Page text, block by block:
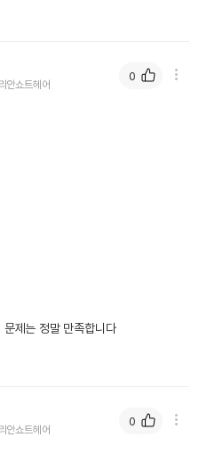
안쇼트헤어
문제는 정말 만족합니다
0
안쇼트헤어
0